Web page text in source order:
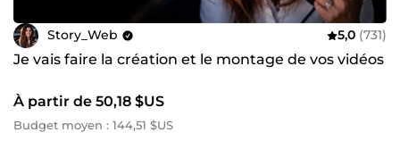
Story_Web 5,0 (731)
Je vais faire la création et le montage de vos vidéos
À partir de 50,18 $US
Budget moyen : 144,51 $US